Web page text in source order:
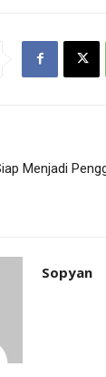
Menjadi
Sopyan